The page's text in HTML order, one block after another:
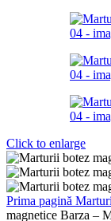
Click to enlarge
Prima pagină
magnetice Barza –